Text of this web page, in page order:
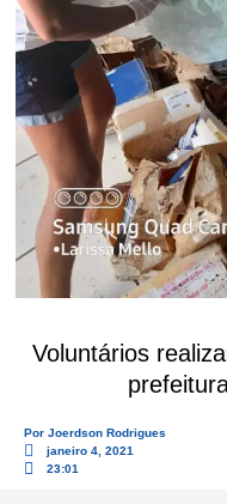
Voluntários
Por Joerdson Rodrigues
janeiro 4, 2021
23:01